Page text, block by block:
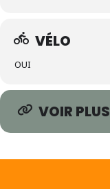
VÉLO
OUI
VOIR PLUS